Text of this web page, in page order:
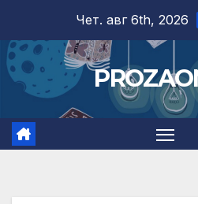
content
Чет. авг 6th, 2026